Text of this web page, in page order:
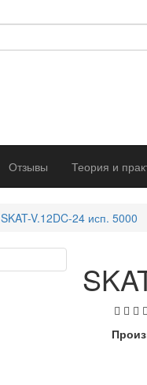
Отзывы Теория и
SKAT-V.12DC-24 исп. 5000